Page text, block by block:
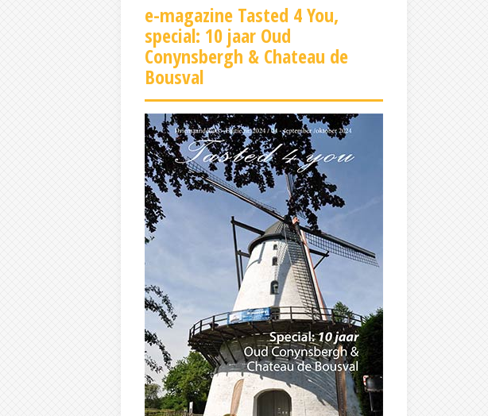
e-magazine Tasted 4 You,
special: 10 jaar Oud
Conynsbergh & Chateau de
Bousval